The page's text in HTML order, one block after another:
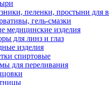
пеленки, простыни для
гель-смазки
медицинские изделия
для линз и глаз
изделия
спиртовые
для переливания